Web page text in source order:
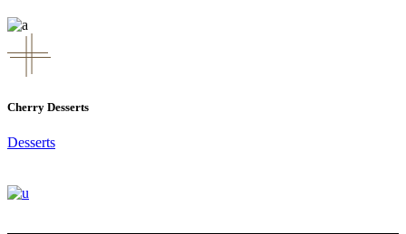
Cherry Desserts
Desserts